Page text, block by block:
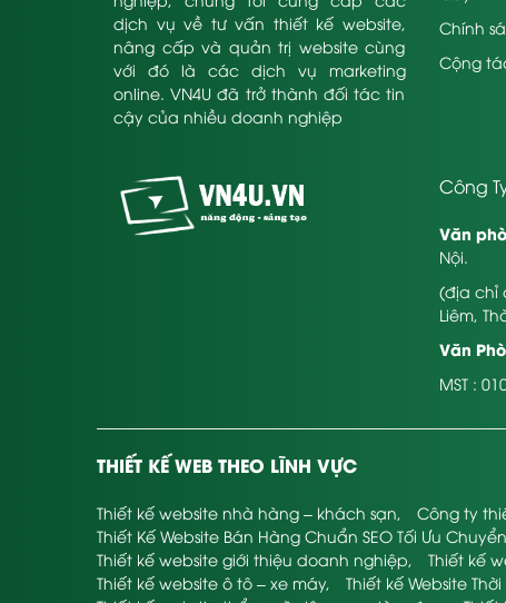
dịch vụ về tư vấn thiết kế website,
nâng cấp và quản trị website cùng
với đó là các dịch vụ marketing
online. VN4U đã trở thành đối tác tin
cậy của nhiều doanh nghiệp
Chính
Cộng
Công
Văn
Nội.
(địa chỉ
Liêm,
Văn
MST :
THIẾT KẾ WEB THEO LĨNH VỰC
Thiết kế website nhà hàng – khách sạn, Công ty
Thiết Kế Website Bán Hàng Chuẩn SEO Tối Ưu
Thiết kế website giới thiệu doanh nghiệp, Thiết kế
Thiết kế website ô tô – xe máy, Thiết kế Website Thời